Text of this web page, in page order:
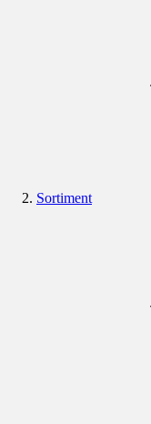
Sortiment